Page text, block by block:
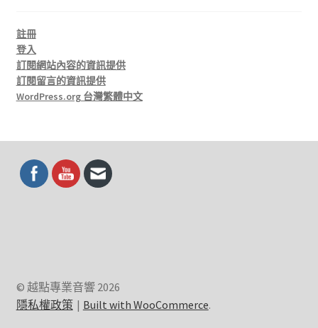
註冊
登入
訂閱網站內容的資訊提供
訂閱留言的資訊提供
WordPress.org 台灣繁體中文
© 越點專業音響 2026
隱私權政策
Built with WooCommerce.